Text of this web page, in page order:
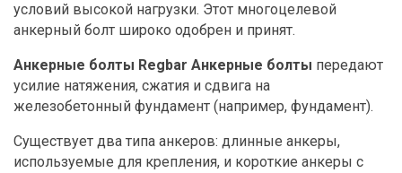
условий высокой нагрузки. Этот многоцелевой
анкерный болт широко одобрен и принят.
Анкерные болты Regbar Анкерные болты передают
усилие натяжения, сжатия и сдвига на
железобетонный фундамент (например, фундамент).
Существует два типа анкеров: длинные анкеры,
используемые для крепления, и короткие анкеры с